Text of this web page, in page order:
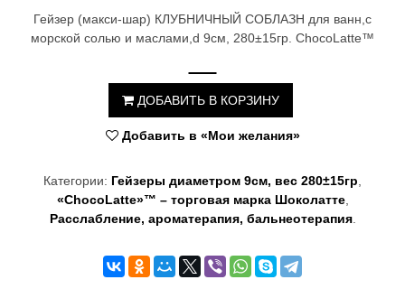
i
Гейзер (макси-шар) КЛУБНИЧНЫЙ СОБЛАЗН для ванн,с
морской солью и маслами,d 9см, 280±15гр. ChocoLatte™
ДОБАВИТЬ В КОРЗИНУ
Добавить в «Мои желания»
Категории: Гейзеры диаметром 9см, вес 280±15гр
«ChocoLatte»™ – торговая марка Шоколатте,
Расслабление, ароматерапия, бальнеотерапия.